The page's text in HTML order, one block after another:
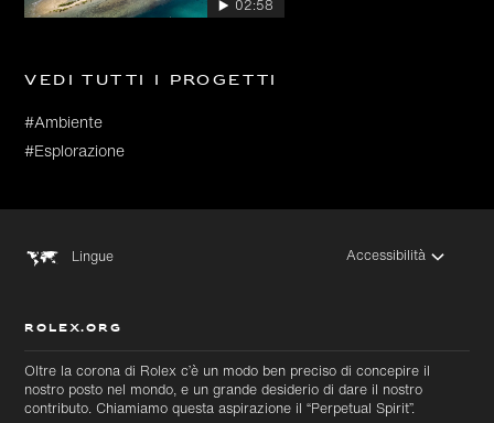
02:58
Vedi tutti i progetti
#Ambiente
#Esplorazione
Lingue Accessibilità
ROLEX.ORG
Oltre la corona di Rolex c’è un modo ben preciso di concepire il
nostro posto nel mondo, e un grande desiderio di dare il nostro
contributo. Chiamiamo questa aspirazione il “Perpetual Spirit”.